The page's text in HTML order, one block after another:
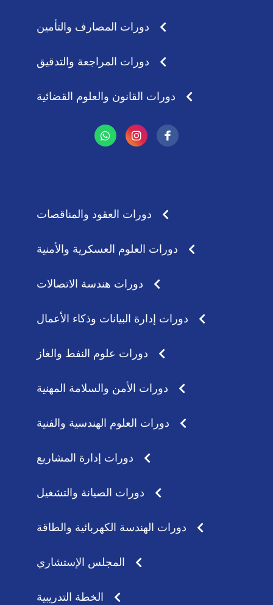
دورات المصارف والتأمين
دورات المراجعة والتدقيق
دورات القانون والعلوم القضائية
I
n
s
a
m
W
h
a
دورات العقود والمناقصات
دورات العلوم العسكرية والأمنية
دورات هندسة الاتصالات
دورات إدارة البيانات وذكاء الأعمال
دورات علوم النفط والغاز
دورات الأمن والسلامة المهنية
دورات العلوم الهندسية والفنية
دورات إدارة المشاريع
دورات الصيانة والتشغيل
دورات الهندسة الكهربائية والطاقة
المجلس الإستشاري
الخطة التدريبية